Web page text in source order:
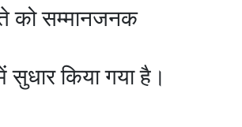
को सम्मानजनक
सुधार किया गया है।